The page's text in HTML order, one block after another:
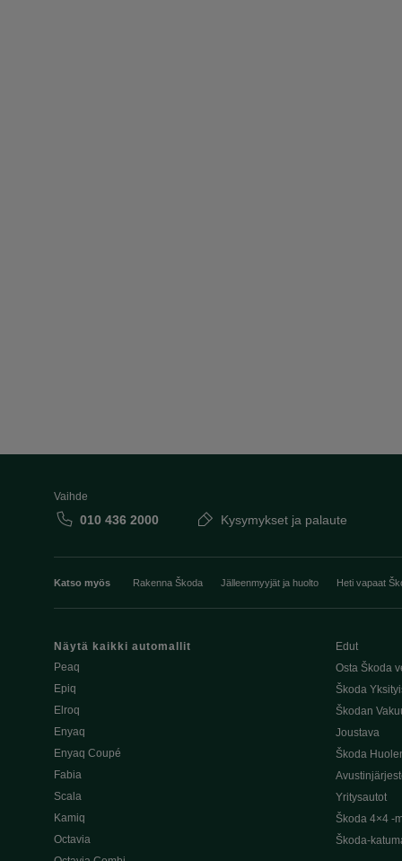
Vaihde
010 436 2000 Kysymykset ja palaute
Katso myös Rakenna Škoda Jälleenmyyjät ja huolto Heti vapaat
Näytä kaikki automallit
Peaq
Epiq
Elroq
Enyaq
Enyaq Coupé
Fabia
Scala
Kamiq
Octavia
Edut
Osta Škoda
Škoda
Škodan
Joustava
Škoda
Yritysautot
Škoda 4×4 -
Škoda-